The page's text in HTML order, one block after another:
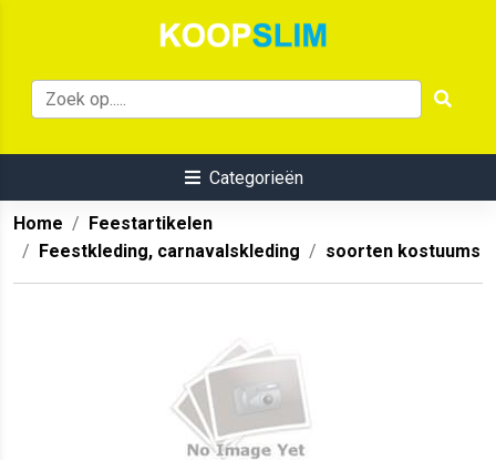
Categorieën
Home
Feestartikelen
Feestkleding, carnavalskleding
soorten kostuums